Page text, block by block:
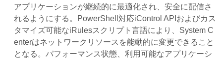
アプリケーションが継続的に最適化され、安全に配信さ
れるようにする。PowerShell対応iControl APIおよびカス
タマイズ可能なiRulesスクリプト言語により、System C
enterはネットワークリソースを能動的に変更できること
となる。パフォーマンス状態、利用可能なアプリケーシ